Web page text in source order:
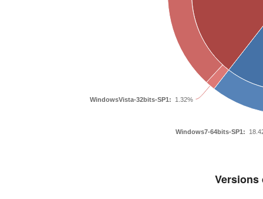
Windows7-64bits-SP1:
WindowsVista-32bits-SP1: 1.32%
Versions